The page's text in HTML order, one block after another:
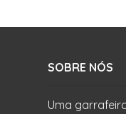
SOBRE NÓS
Uma